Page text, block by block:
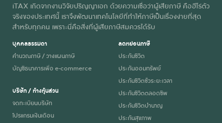
iTAX เกิดจากงานวิจัยปริญญาเอก ด้วยความเชื่อว่าผู้เสียภาษี คือฮีโร่ตัว
จริงของประเทศนี้ เราจึงพัฒนาเทคโนโลยีที่ทำให้ภาษีเป็นเรื่องง่ายที่สุด
สำหรับทุกคน เพราะนี่คือสิ่งที่ผู้เสียภาษีสมควรได้รับ
บุคคลธรรมดา
คำนวณภาษี / วางแผนภาษี
บัญชีธนาคารเพื่อ e-commerce
บริษัท / ห้างหุ้นส่วน
จดทะเบียนบริษัท
โปรแกรมเงินเดือน
ลดหย่อนภาษี
ประกันชีวิต
ประกันออมทรัพย์
ประกันชีวิตชั่วระยะเวลา
ประกันชีวิตตลอดชีพ
ประกันชีวิตบำนาญ
ประกันสุขภาพ